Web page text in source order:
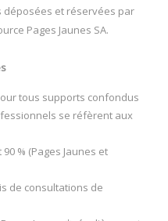
et réservées par
Pages Jaunes SA.
tous supports confondus
se réfèrent aux
% (Pages Jaunes et
de consultations de